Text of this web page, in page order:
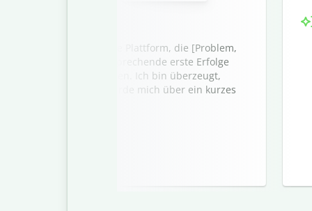
vorstellen, eine Plattform, die [Problem,
Wir haben vielversprechende erste Erfolge
mehr darüber erzählen. Ich bin überzeugt,
Portfolio passt, und würde mich über ein kurzes